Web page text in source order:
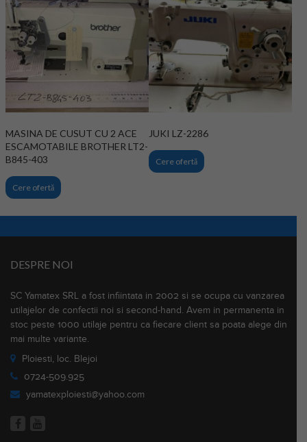
MASINA DE CUSUT CU 2 ACE
ESCAMOTABILE BROTHER LT2-
B845-403
Cere ofertă
JUKI LZ-2286
Cere ofertă
DESPRE NOI
SC Yamatex SRL a fost infiintata in 2002 si se ocupa cu vanzarea
utilajelor de confectii noi si second-hand. Avem in permanenta in
stoc peste 1000 utilaje pentru ca fiecare client sa poata alege din
mai multe variante.
Ploiesti, loc. Blejoi
0724-509.925
yamatexploiesti@yahoo.com